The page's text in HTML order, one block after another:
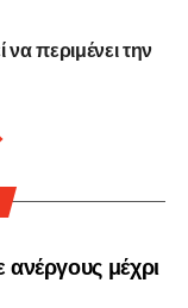
περιμένει την
μέχρι